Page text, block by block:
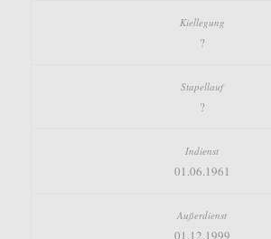
?
?
01.06.1961